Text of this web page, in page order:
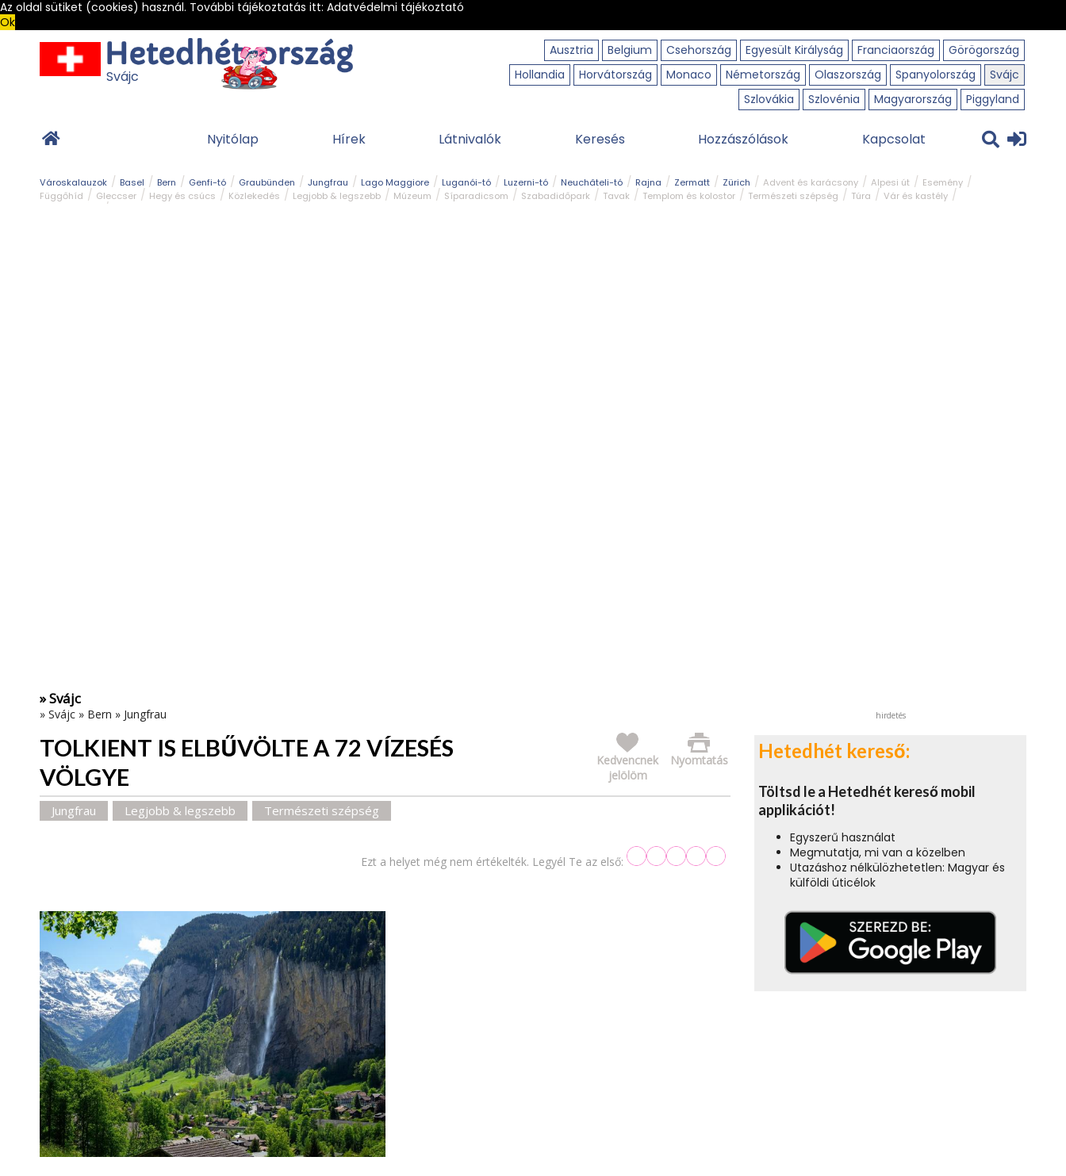
Az oldal sütiket (cookies) használ. További tájékoztatás itt: Adatvédelmi tájékoztató
Ok
Ausztria
Belgium Csehország Egyesült Királyság Franciaország
Görögország
Hollandia
Horvátország Monaco Németország Olaszország Spanyolország
Svájc
Szlovákia
Szlovénia Magyarország Piggyland
Svájc
Nyitólap Hírek Látnivalók Keresés Hozzászólások Kapcsolat
Városkalauzok Basel Bern Genfi-tó Graubünden Jungfrau Lago Maggiore Luganói-tó Luzerni-tó Neuchâteli-tó Rajna Zermatt Zürich Advent és karácsony Alpesi út
Esemény
Függőhíd
Gleccser Hegy és csúcs Közlekedés Legjobb & legszebb Múzeum Síparadicsom Szabadidőpark Tavak Templom és kolostor Természeti szépség Túra
Vár és kastély
» Svájc
» Svájc » Bern » Jungfrau
TOLKIENT IS ELBŰVÖLTE A 72 VÍZESÉS
VÖLGYE
Nyomtatás
Kedvencnek
jelölöm
Jungfrau Legjobb & legszebb Természeti szépség
Ezt a helyet még nem értékelték. Legyél Te az első:
hirdetés
Hetedhét kereső:
Töltsd le a Hetedhét kereső mobil
applikációt!
Egyszerű használat
Megmutatja, mi van a közelben
Utazáshoz nélkülözhetetlen: Magyar és
külföldi úticélok